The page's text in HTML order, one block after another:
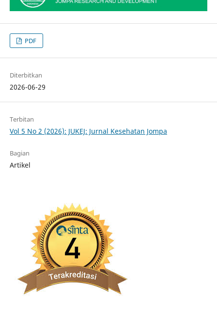
PDF
Diterbitkan
2026-06-29
Terbitan
Vol 5 No 2 (2026): JUKEJ: Jurnal Kesehatan Jompa
Bagian
Artikel